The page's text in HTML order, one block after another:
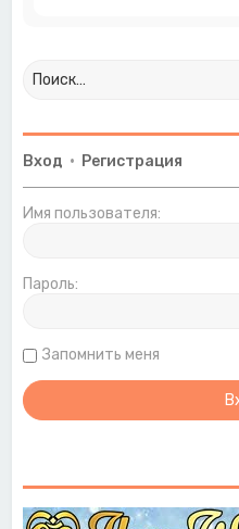
Вход • Регистрация
Имя пользователя:
Пароль:
Запомнить меня